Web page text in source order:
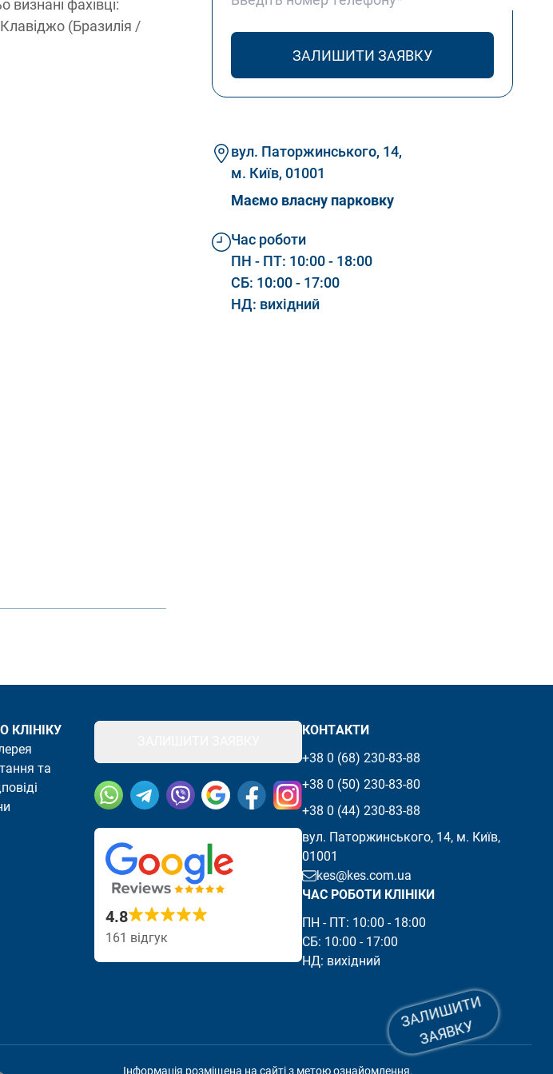
визнані фахівці:
(Бразилія /
вул. Паторжинського, 14,
м. Київ, 01001
Маємо власну парковку
Час роботи
ПН - ПТ: 10:00 - 18:00
СБ: 10:00 - 17:00
КЛІНІКУ
та
Посилання скопійовано Відвідайте нашу Facebook сторінку
Відвідайте нашу Instagram сторінку
4.8
161 відгук
КОНТАКТИ
+38 0 (68) 230-83-88
+38 0 (50) 230-83-80
+38 0 (44) 230-83-88
вул. Паторжинського, 14, м. Київ,
01001
kes@kes.com.ua
ЧАС РОБОТИ КЛІНІКИ
ПН - ПТ: 10:00 - 18:00
СБ: 10:00 - 17:00
Інформація розміщена на сайті з метою ознайомлення.
З
А
Л
И
Ш
И
Т
И
З
А
Я
В
К
У